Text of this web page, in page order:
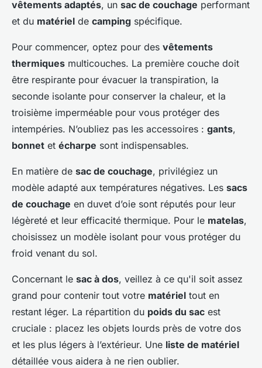
vêtements adaptés, un sac de couchage performant
et du matériel de camping spécifique.
Pour commencer, optez pour des vêtements
thermiques multicouches. La première couche doit
être respirante pour évacuer la transpiration, la
seconde isolante pour conserver la chaleur, et la
troisième imperméable pour vous protéger des
intempéries. N’oubliez pas les accessoires : gants,
bonnet et écharpe sont indispensables.
En matière de sac de couchage, privilégiez un
modèle adapté aux températures négatives. Les sacs
de couchage en duvet d’oie sont réputés pour leur
légèreté et leur efficacité thermique. Pour le matelas,
choisissez un modèle isolant pour vous protéger du
froid venant du sol.
Concernant le sac à dos, veillez à ce qu'il soit assez
grand pour contenir tout votre matériel tout en
restant léger. La répartition du poids du sac est
cruciale : placez les objets lourds près de votre dos
et les plus légers à l’extérieur. Une liste de matériel
détaillée vous aidera à ne rien oublier.